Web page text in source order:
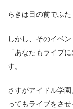
らきは目の前でふ
しかし、そのイベ
「あなたもライブ
す。
さすがアイドル学
ってもライブをさ